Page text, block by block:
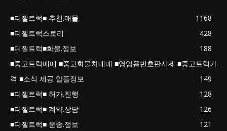
■디젤트럭■ 추천.매물
1168
■디젤트럭스토리
428
■디젤트럭■화물.정보
188
■중고트럭매매 ■중고화물차매매 ■영업용번호판시세 ■중고트럭가
격 ■소식 제공 알뜰정보
149
■디젤트럭■ 허가.진행
128
■디젤트럭■ 계약.상담
126
■디젤트럭■ 운송.정보
121